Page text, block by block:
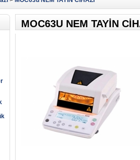
MOC63U NEM TAYİN